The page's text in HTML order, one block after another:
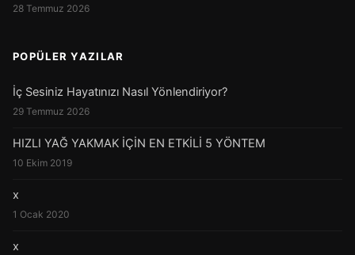
28 Temmuz 2026
POPÜLER YAZILAR
İç Sesiniz Hayatınızı Nasıl Yönlendiriyor?
29 Temmuz 2026
HIZLI YAĞ YAKMAK İÇİN EN ETKİLİ 5 YÖNTEM
10 Ekim 2019
x
1 Ocak 2020
x